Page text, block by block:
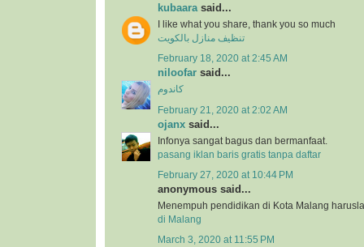
kubaara said...
I like what you share, thank you so much
تنظيف منازل بالكويت
February 18, 2020 at 2:45 AM
niloofar said...
کاندوم
February 21, 2020 at 2:02 AM
ojanx said...
Infonya sangat bagus dan bermanfaat.
pasang iklan baris gratis tanpa daftar
February 27, 2020 at 10:44 PM
anonymous said...
Menempuh pendidikan di Kota Malang
di Malang
March 3, 2020 at 11:55 PM